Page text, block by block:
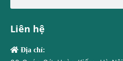
Liên hệ
Địa chỉ: